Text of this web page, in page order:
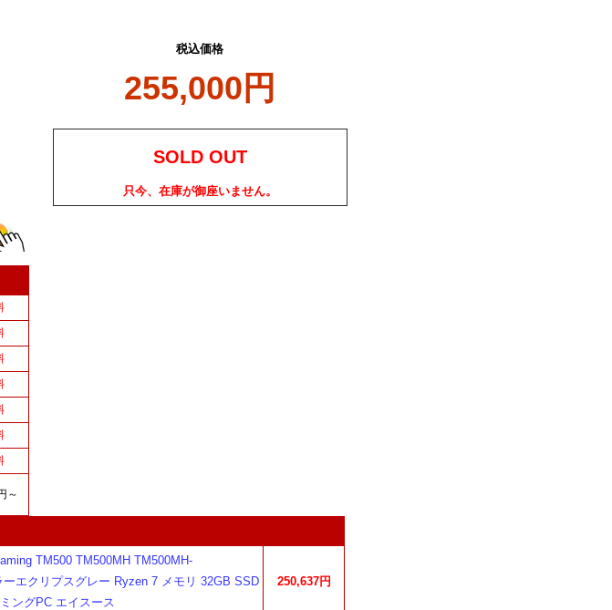
～
税込価格
255,000円
SOLD OUT
只今、在庫が御座いません。
TM500 TM500MH TM500MH-
ーエクリプスグレー Ryzen 7 メモリ 32GB SSD
ングPC エイスース
250,637円